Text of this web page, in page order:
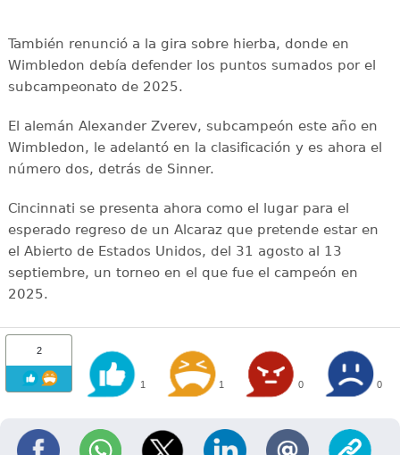
También renunció a la gira sobre hierba, donde en
Wimbledon debía defender los puntos sumados por el
subcampeonato de 2025.
El alemán Alexander Zverev, subcampeón este año en
Wimbledon, le adelantó en la clasificación y es ahora el
número dos, detrás de Sinner.
Cincinnati se presenta ahora como el lugar para el
esperado regreso de un Alcaraz que pretende estar en
el Abierto de Estados Unidos, del 31 agosto al 13
septiembre, un torneo en el que fue el campeón en
2025.
2
1 1 0 0